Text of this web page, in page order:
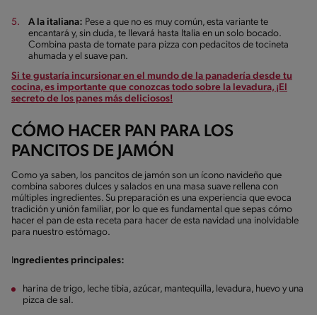
A la italiana: Pese a que no es muy común, esta variante te
encantará y, sin duda, te llevará hasta Italia en un solo bocado.
Combina pasta de tomate para pizza con pedacitos de tocineta
ahumada y el suave pan.
Si te gustaría incursionar en el mundo de la panadería desde tu
cocina, es importante que conozcas todo sobre la levadura, ¡El
secreto de los panes más deliciosos!
CÓMO HACER PAN PARA LOS
PANCITOS DE JAMÓN
Como ya saben, los pancitos de jamón son un ícono navideño que
combina sabores dulces y salados en una masa suave rellena con
múltiples ingredientes. Su preparación es una experiencia que evoca
tradición y unión familiar, por lo que es fundamental que sepas cómo
hacer el pan de esta receta para hacer de esta navidad una inolvidable
para nuestro estómago.
ngredientes principales:
harina de trigo, leche tibia, azúcar, mantequilla, levadura, huevo y una
pizca de sal.